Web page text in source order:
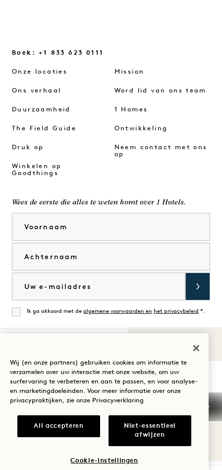
Boek: +1 833 623 0111
Onze locaties
Ons verhaal
Duurzaamheid
The Field Guide
Druk op
Winkelen op
Goodthings
Mission
Word lid van ons team
1 Homes
Ontwikkeling
Neem contact met ons
op
Wees de eerste die alles te weten komt over 1 Hotels.
Mee eens
Ik ga akkoord met de algemene voorwaarden en het privacybeleid *.
Bezoek
1
Hotels
op
Bezoek
1
Hotels
op
Bezoek
1
op
Bezoek
1
Hotels
op
Bezoek
1
Hotels
op
Bezoek
1
Uw verblijf begeleiden
Algemene voorwaarden
Privacyverklaring
Toegankelijkheid
Mission Cookie Settings
Wij (en onze partners) gebruiken cookies om informatie te
verzamelen over uw interactie met onze website, om uw
surfervaring te verbeteren en aan te passen, en voor analyse-
en marketingdoeleinden. Voor meer informatie over onze
privacypraktijken, zie onze Privacyverklaring
All accepteren
Niet-essentieel
afwijzen
Cookie-instellingen